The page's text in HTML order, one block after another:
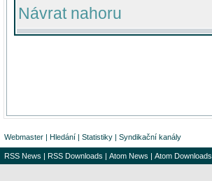
Návrat nahoru
Webmaster | Hledání | Statistiky | Syndikační kanály
RSS News | RSS Downloads | Atom News | Atom Downloads